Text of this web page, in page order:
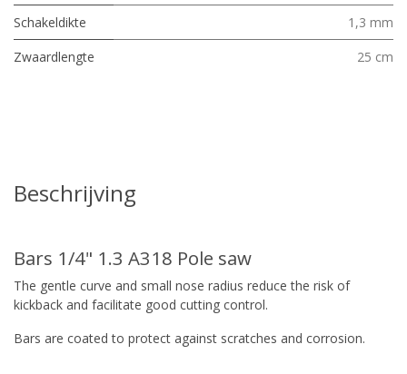
Schakeldikte
1,3 mm
Zwaardlengte
25 cm
Beschrijving
Bars 1/4" 1.3 A318 Pole saw
The gentle curve and small nose radius reduce the risk of
kickback and facilitate good cutting control.
Bars are coated to protect against scratches and corrosion.